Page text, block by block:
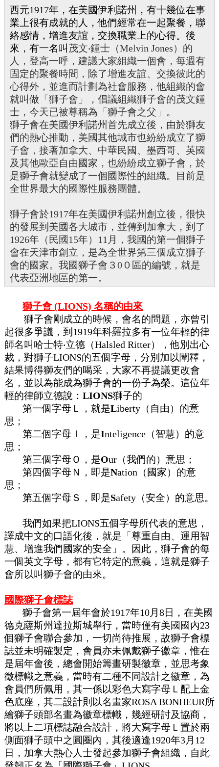
西元1917年，在美國伊利諾州，有十幾位在事
業上很有成就的人，他們經常在一起聚餐，聯
絡感情，增進友誼，交換職業上的心得。後
來，有一名叫 茂文‧鍾士（Melvin Jones）的
人，登高一呼，建議大家組織一個會，每週有
固定的聚餐時間，除了增進友誼、交換彼此的
心得外，並進而計劃為社會服務，他組織的會
就叫做「獅子會」，倡議組織獅子會的茂文鍾
士，今天已被尊稱為「獅子會之父」。
獅子會在美國伊利諾州首先成立後，由於獅友
們的熱心推動，美國其他城市也紛紛成立了獅
子會，接著加拿大、中華民國、墨西哥、英國
及其他歐亞自由國家，也紛紛成立獅子會，於
是獅子會就變成了一個國際性的組織。
目前是
全世界最大的國際性服務團體。
獅子會於1917年在美國伊利諾州創立後，很快
的發展到美國各大城市，並傳到加拿大，到了
1926年（民國15年）11月，我國的第一個獅子
會在天津市創立，是為全世界第三個成立獅子
會的國家。我國獅子會３0０區的編號，就是
代表亞洲地區的第一。
獅子會 (LIONS) 名稱的由來
獅子會剛成立的時候，會名的問題，亦曾引
起很多爭議，到1919年科羅拉多有一位年輕的律
師名叫哈士特‧立德（Halsled Ritter），他別出心
裁，對獅子LIONS的五個字母，分別加以闡釋，
結果博得獅友們的喝采，大家不再提議更改會
名，並以為能成為獅子會的一份子為榮。這位年
輕的律師立德說： LIONS獅子的
第一個字母Ｌ，就是Liberty（自由）的意
思；
第二個字母Ｉ，是Inteligence（智慧）的意
思；
第三個字母Ｏ，是Our（我們的）意思；
第四個字母Ｎ，即是Nation（國家）的意
思；
第五個字母Ｓ，即是Safety（安全）的意思。
我們如果把LIONS五個字母所代表的意思，
譯成中文的口語化後，就是「尊重自由、運用智
慧、增進我們國家的安全」。因此，獅子會的每
一個英文字母，都有它特定的意義，這就是獅子
會所以叫獅子會的由來。
國際獅子會標誌
獅子會第一屆年會於1917年10月8日，在美國
德克薩斯州達拉斯城舉行，當時僅有美國國內23
個獅子會聯合參加，一切尚待推展，故獅子會標
誌並未明確製定，會員亦未佩戴獅子徽章，惟在
是屆年會後，總會開始籌畫研製徽章，並思考象
徵標幟之意義，當時有二種不同設計之徽章，為
會員們所佩用，其一係以彩色大寫字母Ｌ配上金
色底座，其二設計則以名畫家ROSA BONHEUR所
繪獅子頭部名畫為徽章標幟，幾經研討及協商，
將以上二項標誌融合設計，將大寫字母Ｌ置於兩
側面獅子頭中之圓圈內，其後適逢1920年3月12
日，加拿大熱心人士發起參加獅子會組織，自此